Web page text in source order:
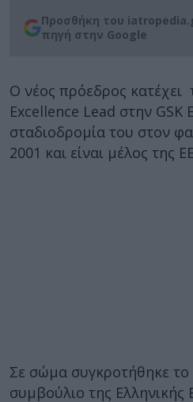
Προσθήκη του
πηγή στην Google
Ο νέος πρόεδρος
Excellence Lead στην GSK
σταδιοδρομία του στον
2001 και είναι μέλος της
Σε σώμα συγκροτήθηκε το
συμβούλιο της Ελληνικής